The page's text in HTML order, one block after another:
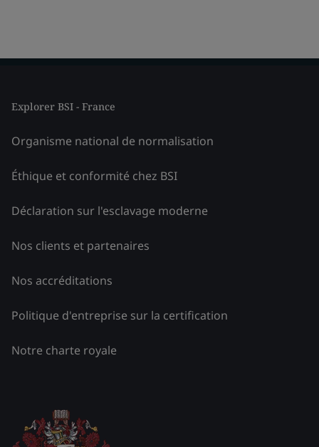
Explorer BSI - France
Organisme national de normalisation
Éthique et conformité chez BSI
Déclaration sur l'esclavage moderne
Nos clients et partenaires
Nos accréditations
Politique d'entreprise sur la certification
Notre charte royale